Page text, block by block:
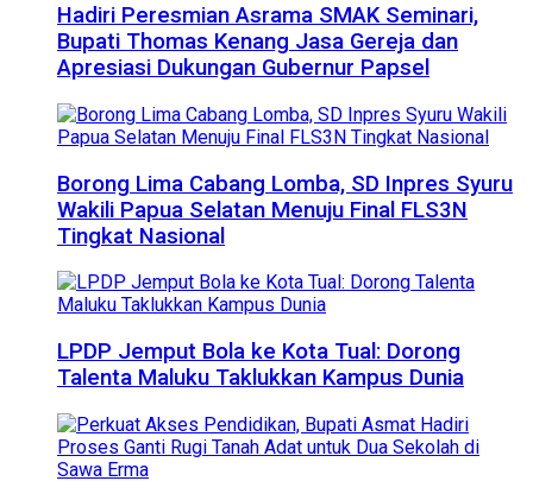
Hadiri Peresmian Asrama SMAK Seminari,
Bupati Thomas Kenang Jasa Gereja dan
Apresiasi Dukungan Gubernur Papsel
Borong Lima Cabang Lomba, SD Inpres Syuru
Wakili Papua Selatan Menuju Final FLS3N
Tingkat Nasional
LPDP Jemput Bola ke Kota Tual: Dorong
Talenta Maluku Taklukkan Kampus Dunia